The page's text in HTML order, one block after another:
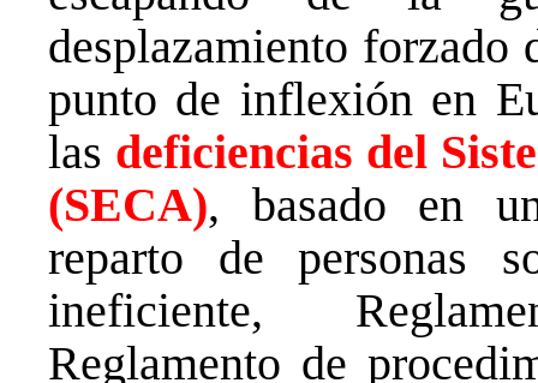
desplazamiento forzado
punto de inflexión en
las deficiencias del
(SECA), basado en
reparto de personas
ineficiente,
Reglamento de